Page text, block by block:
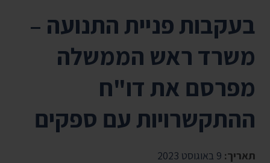
בעקבות פניית התנועה –
משרד ראש הממשלה
מפרסם את דו"ח
ההתקשרויות עם ספקים
תאריך: